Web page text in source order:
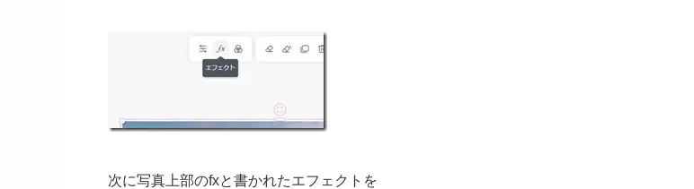
次に写真上部のfxと書かれたエフェクトを